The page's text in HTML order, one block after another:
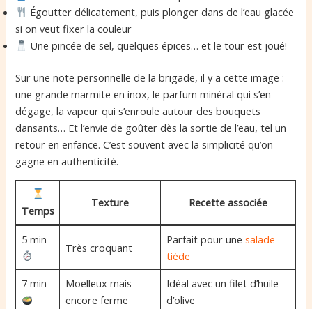
Égoutter délicatement, puis plonger dans de l’eau glacée
si on veut fixer la couleur
Une pincée de sel, quelques épices… et le tour est joué!
Sur une note personnelle de la brigade, il y a cette image :
une grande marmite en inox, le parfum minéral qui s’en
dégage, la vapeur qui s’enroule autour des bouquets
dansants… Et l’envie de goûter dès la sortie de l’eau, tel un
retour en enfance. C’est souvent avec la simplicité qu’on
gagne en authenticité.
Temps
Texture Recette associée
5 min
Très croquant
Parfait pour une salade
tiède
7 min
Moelleux mais
encore ferme
Idéal avec un filet d’huile
d’olive